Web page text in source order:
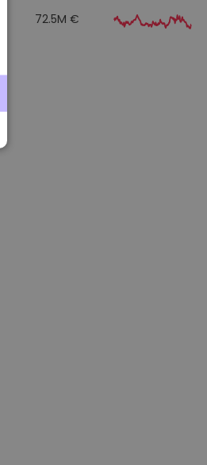
72.5M €